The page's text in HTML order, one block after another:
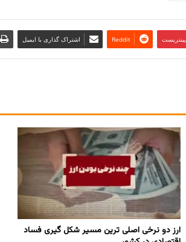
پینتریست Reddit اشتراک گذاری با ایمیل
ارز دو نرخی اصلی ترین مسیر شکل گیری فساد